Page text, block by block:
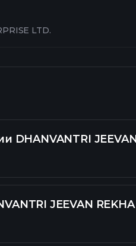
LTD.
DHANVANTRI
JEEVAN REKHA